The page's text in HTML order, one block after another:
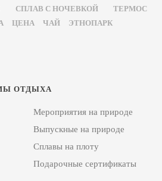
СПЛАВ С НОЧЕВКОЙ
ТЕРМОС
ЦЕНА ЧАЙ ЭТНОПАРК
ОТДЫХА
Мероприятия на природе
Выпускные на природе
Сплавы на плоту
Подарочные сертификаты